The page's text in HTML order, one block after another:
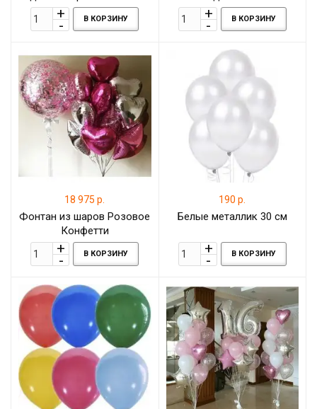
шариков
В КОРЗИНУ В КОРЗИНУ
18 975 р.
Фонтан из шаров Розовое
Конфетти
В КОРЗИНУ
190 р.
Белые металлик 30 см
В КОРЗИНУ